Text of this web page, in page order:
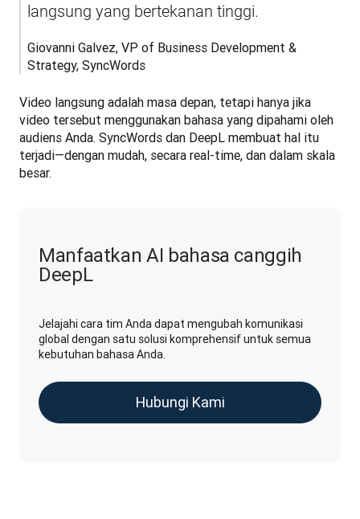
langsung yang bertekanan tinggi.
Giovanni Galvez, VP of Business Development &
Strategy, SyncWords
Video langsung adalah masa depan, tetapi hanya jika
video tersebut menggunakan bahasa yang dipahami oleh
audiens Anda. SyncWords dan DeepL membuat hal itu
terjadi—dengan mudah, secara real-time, dan dalam skala
besar.
Manfaatkan AI bahasa canggih
DeepL
Jelajahi cara tim Anda dapat mengubah komunikasi
global dengan satu solusi komprehensif untuk semua
kebutuhan bahasa Anda.
Hubungi Kami